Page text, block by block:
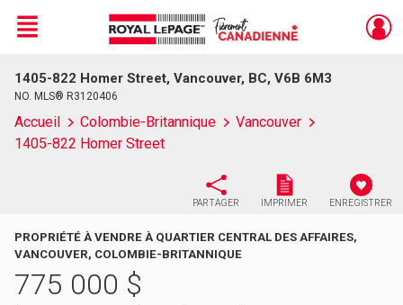
Live
En Direct
Menu
1405-822 Homer Street, Vancouver, BC, V6B 6M3
NO. MLS® R3120406
Accueil Colombie-Britannique
Vancouver
1405-822 Homer Street
PARTAGER IMPRIMER ENREGISTRER
PROPRIÉTÉ À VENDRE À QUARTIER CENTRAL DES AFFAIRES,
VANCOUVER, COLOMBIE-BRITANNIQUE
775 000 $